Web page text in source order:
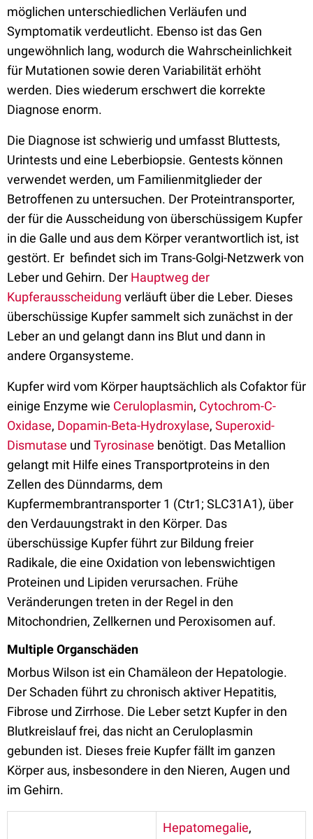
möglichen unterschiedlichen Verläufen und
Symptomatik verdeutlicht. Ebenso ist das Gen
ungewöhnlich lang, wodurch die Wahrscheinlichkeit
für Mutationen sowie deren Variabilität erhöht
werden. Dies wiederum erschwert die korrekte
Diagnose enorm.
Die Diagnose ist schwierig und umfasst Bluttests,
Urintests und eine Leberbiopsie. Gentests können
verwendet werden, um Familienmitglieder der
Betroffenen zu untersuchen. Der Proteintransporter,
der für die Ausscheidung von überschüssigem Kupfer
in die Galle und aus dem Körper verantwortlich ist, ist
gestört. Er befindet sich im Trans-Golgi-Netzwerk von
Leber und Gehirn. Der Hauptweg der
Kupferausscheidung verläuft über die Leber. Dieses
überschüssige Kupfer sammelt sich zunächst in der
Leber an und gelangt dann ins Blut und dann in
andere Organsysteme.
Kupfer wird vom Körper hauptsächlich als Cofaktor für
einige Enzyme wie Ceruloplasmin, Cytochrom-C-
Oxidase, Dopamin-Beta-Hydroxylase, Superoxid-
Dismutase und Tyrosinase benötigt. Das Metallion
gelangt mit Hilfe eines Transportproteins in den
Zellen des Dünndarms, dem
Kupfermembrantransporter 1 (Ctr1; SLC31A1), über
den Verdauungstrakt in den Körper. Das
überschüssige Kupfer führt zur Bildung freier
Radikale, die eine Oxidation von lebenswichtigen
Proteinen und Lipiden verursachen. Frühe
Veränderungen treten in der Regel in den
Mitochondrien, Zellkernen und Peroxisomen auf.
Multiple Organschäden
Morbus Wilson ist ein Chamäleon der Hepatologie.
Der Schaden führt zu chronisch aktiver Hepatitis,
Fibrose und Zirrhose. Die Leber setzt Kupfer in den
Blutkreislauf frei, das nicht an Ceruloplasmin
gebunden ist. Dieses freie Kupfer fällt im ganzen
Körper aus, insbesondere in den Nieren, Augen und
im Gehirn.
Hepatomegalie,